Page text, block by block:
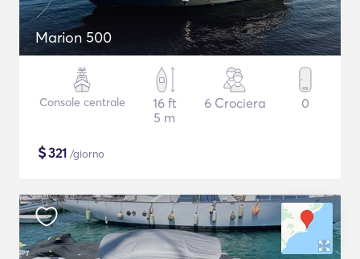
Marion 500
Console centrale
16 ft
5 m
6 Crociera 0
$321 /giorno